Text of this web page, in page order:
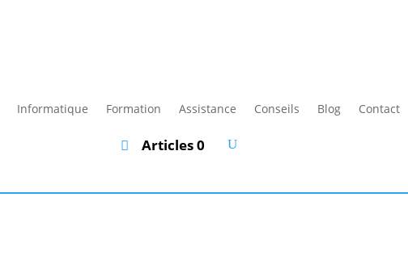
Informatique Formation Assistance Conseils Blog Contact
Articles 0